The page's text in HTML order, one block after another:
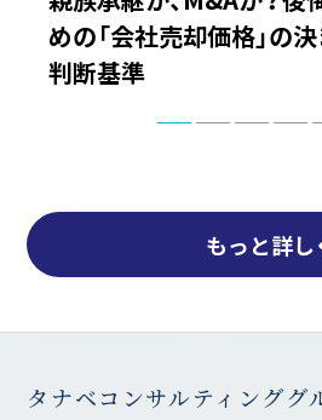
ト戦略
もっと詳し
タナベコンサルティンググ